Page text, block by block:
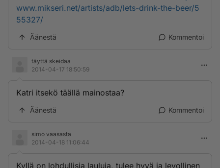
www.mikseri.net/artists/adb/lets-drink-the-beer/5
55327/
Äänestä Kommentoi
täyttä skeidaa
2014-04-17 18:50:59
Katri itsekö täällä mainostaa?
Äänestä Kommentoi
simo vaasasta
2014-04-18 11:06:44
Kyllä on lohdullisia lauluja, tulee hyvä ja levollinen